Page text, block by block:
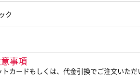
ク
事項
ードもしくは、代金引換でご注文いただ